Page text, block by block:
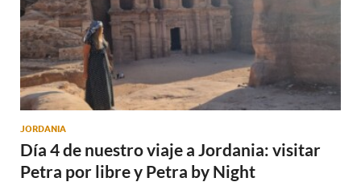
JORDANIA
Día 4 de nuestro viaje a Jordania: visitar
Petra por libre y Petra by Night